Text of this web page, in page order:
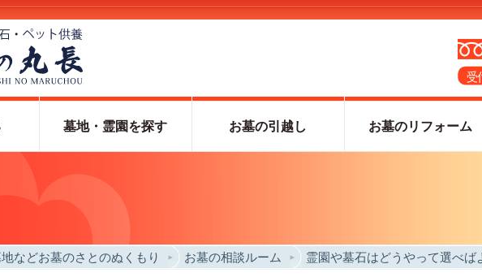
墓地・霊園を探す お墓の引越し お墓のリフォーム
などお墓のさとのぬくもり お墓の相談ルーム 霊園や墓石はどうやって選べば